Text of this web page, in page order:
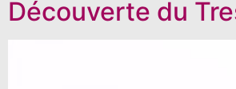
Découverte du